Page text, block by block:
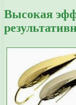
Высокая